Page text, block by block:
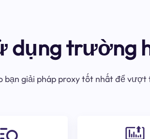
dụng trường
bạn giải pháp proxy tốt nhất để